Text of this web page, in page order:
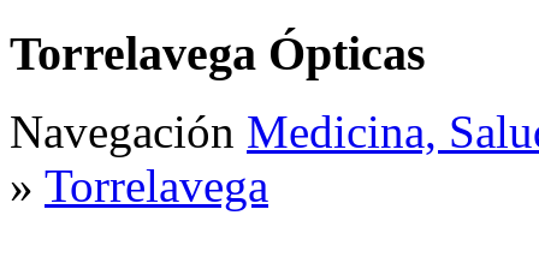
Torrelavega Ópticas
Navegación Medicina,
» Torrelavega